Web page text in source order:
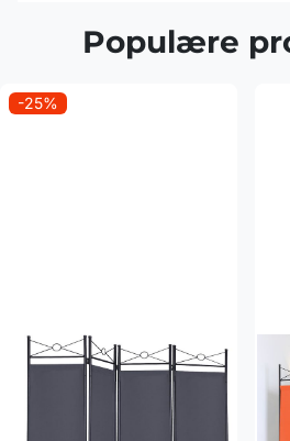
Populære
-25%